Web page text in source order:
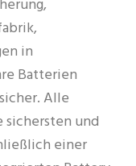
in
Batterien
Alle
und
einer